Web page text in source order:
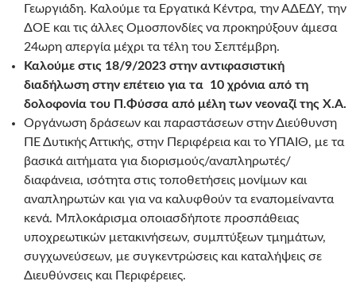
Γεωργιάδη. Καλούμε τα Εργατικά Κέντρα, την ΑΔΕΔΥ, την
ΔΟΕ και τις άλλες Ομοσπονδίες να προκηρύξουν άμεσα
24ωρη απεργία μέχρι τα τέλη του Σεπτέμβρη.
Καλούμε στις 18/9/2023 στην αντιφασιστική
διαδήλωση στην επέτειο για τα 10 χρόνια από τη
δολοφονία του Π.Φύσσα από μέλη των νεοναζί της Χ.Α.
Οργάνωση δράσεων και παραστάσεων στην Διεύθυνση
ΠΕ Δυτικής Αττικής, στην Περιφέρεια και το ΥΠΑΙΘ, με τα
βασικά αιτήματα για διορισμούς/αναπληρωτές/
διαφάνεια, ισότητα στις τοποθετήσεις μονίμων και
αναπληρωτών και για να καλυφθούν τα εναπομείναντα
κενά. Μπλοκάρισμα οποιασδήποτε προσπάθειας
υποχρεωτικών μετακινήσεων, συμπτύξεων τμημάτων,
συγχωνεύσεων, με συγκεντρώσεις και καταλήψεις σε
Διευθύνσεις και Περιφέρειες.